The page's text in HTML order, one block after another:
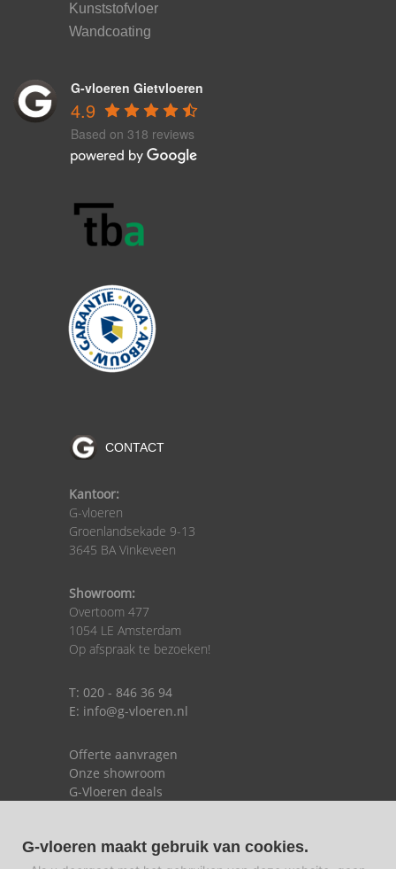
Kunststofvloer
Wandcoating
G-vloeren Gietvloeren
4.9
Based on 318 reviews
CONTACT
Kantoor:
G-vloeren
Groenlandsekade 9-13
3645 BA Vinkeveen
Showroom:
Overtoom 477
1054 LE Amsterdam
Op afspraak te bezoeken!
T: 020 - 846 36 94
E: info@g-vloeren.nl
Offerte aanvragen
Onze showroom
G-Vloeren deals
G-vloeren maakt gebruik van cookies.